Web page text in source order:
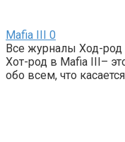
Mafia III 0
Все журналы Ход-род
Хот-род в Mafia III–
обо всем, что